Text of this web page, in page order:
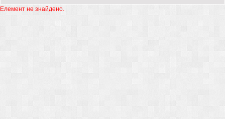
Елемент не знайдено.